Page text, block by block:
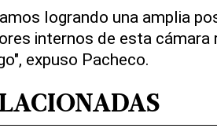
logrando una amplia
internos de esta cámara
expuso Pacheco.